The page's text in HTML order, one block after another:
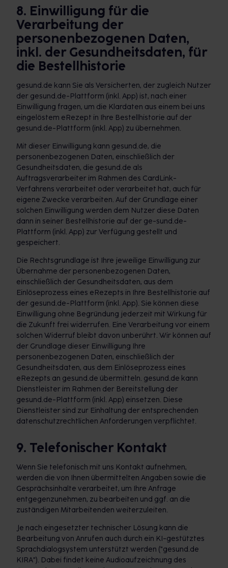
8. Einwilligung für die
Verarbeitung der
personenbezogenen Daten,
inkl. der Gesundheitsdaten, für
die Bestellhistorie
gesund.de kann Sie als Versicherten, der zugleich Nutzer
der gesund.de-Plattform (inkl. App) ist, nach einer
Einwilligung fragen, um die Klardaten aus einem bei uns
eingelöstem eRezept in Ihre Bestellhistorie auf der
gesund.de-Plattform (inkl. App) zu übernehmen.
Mit dieser Einwilligung kann gesund.de, die
personenbezogenen Daten, einschließlich der
Gesundheitsdaten, die gesund.de als
Auftragsverarbeiter im Rahmen des CardLink-
Verfahrens verarbeitet oder verarbeitet hat, auch für
eigene Zwecke verarbeiten. Auf der Grundlage einer
solchen Einwilligung werden dem Nutzer diese Daten
dann in seiner Bestellhistorie auf der ge-sund.de-
Plattform (inkl. App) zur Verfügung gestellt und
gespeichert.
Die Rechtsgrundlage ist Ihre jeweilige Einwilligung zur
Übernahme der personenbezogenen Daten,
einschließlich der Gesundheitsdaten, aus dem
Einlöseprozess eines eRezepts in Ihre Bestellhistorie auf
der gesund.de-Plattform (inkl. App). Sie können diese
Einwilligung ohne Begründung jederzeit mit Wirkung für
die Zukunft frei widerrufen. Eine Verarbeitung vor einem
solchen Widerruf bleibt davon unberührt. Wir können auf
der Grundlage dieser Einwilligung Ihre
personenbezogenen Daten, einschließlich der
Gesundheitsdaten, aus dem Einlöseprozess eines
eRezepts an gesund.de übermitteln. gesund.de kann
Dienstleister im Rahmen der Bereitstellung der
gesund.de-Plattform (inkl. App) einsetzen. Diese
Dienstleister sind zur Einhaltung der entsprechenden
datenschutzrechtlichen Anforderungen verpflichtet.
9. Telefonischer Kontakt
Wenn Sie telefonisch mit uns Kontakt aufnehmen,
werden die von Ihnen übermittelten Angaben sowie die
Gesprächsinhalte verarbeitet, um Ihre Anfrage
entgegenzunehmen, zu bearbeiten und ggf. an die
zuständigen Mitarbeitenden weiterzuleiten.
Je nach eingesetzter technischer Lösung kann die
Bearbeitung von Anrufen auch durch ein KI-gestütztes
Sprachdialogsystem unterstützt werden ("gesund.de
KIRA"). Dabei findet keine Audioaufzeichnung des